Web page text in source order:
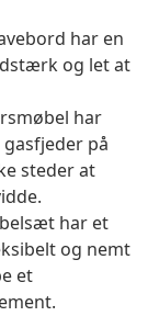
har en
og let at
har
på
steder at
har et
og nemt
et